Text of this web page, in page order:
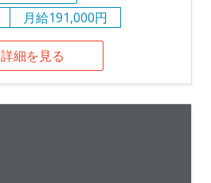
月給191,000円
詳細を見る